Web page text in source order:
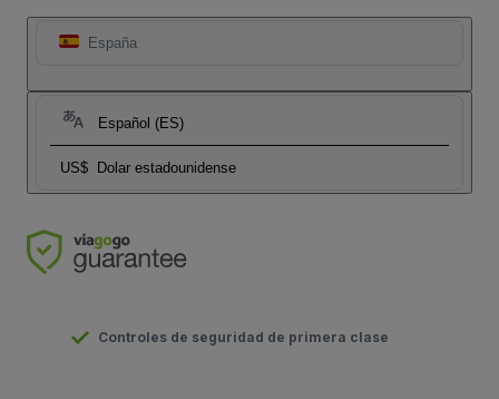
España
Español (ES)
US$ Dolar estadounidense
Controles de seguridad de primera clase